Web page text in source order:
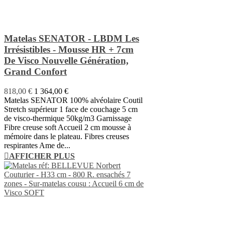
Matelas SENATOR - LBDM Les
Irrésistibles - Mousse HR + 7cm
De Visco Nouvelle Génération,
Grand Confort
818,00 € 1 364,00 €
Matelas SENATOR 100% alvéolaire Coutil
Stretch supérieur 1 face de couchage 5 cm
de visco-thermique 50kg/m3 Garnissage
Fibre creuse soft Accueil 2 cm mousse à
mémoire dans le plateau. Fibres creuses
respirantes Ame de...
AFFICHER PLUS